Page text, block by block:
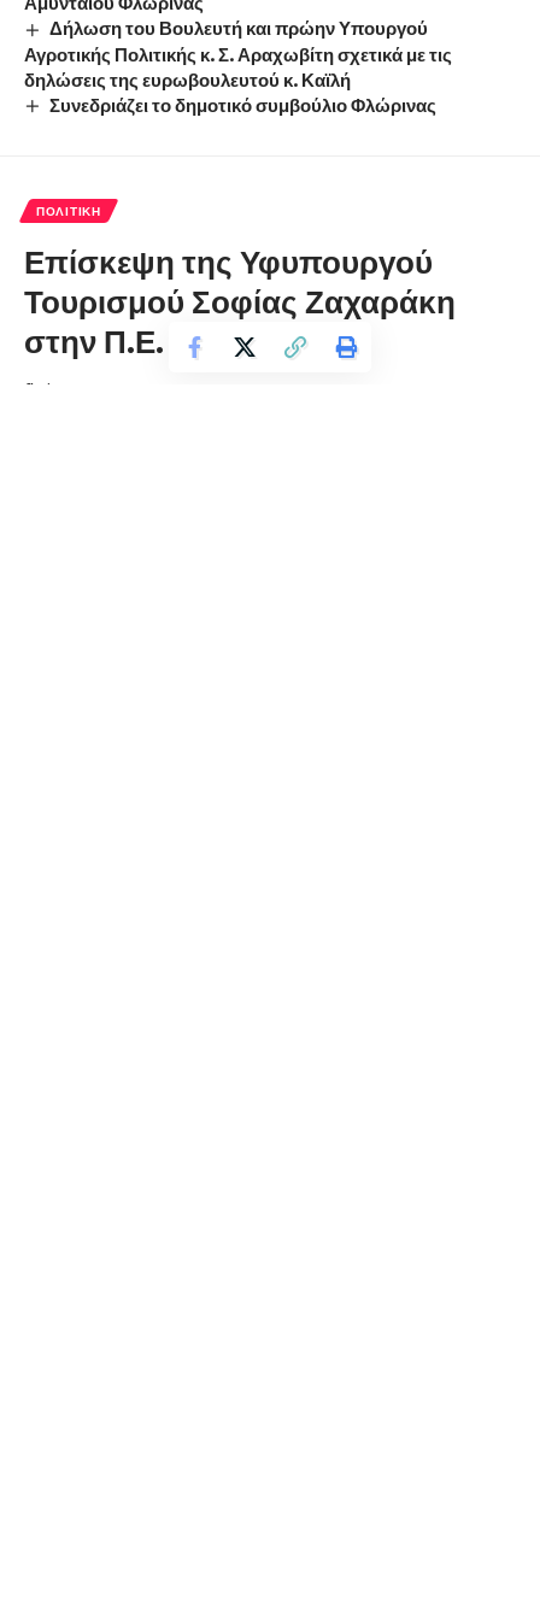
Δήλωση του Βουλευτή και πρώην Υπουργού
Αγροτικής Πολιτικής κ. Σ. Αραχωβίτη σχετικά με τις
δηλώσεις της ευρωβουλευτού κ. Καϊλή
Συνεδριάζει το δημοτικό συμβούλιο Φλώρινας
ΠΟΛΙΤΙΚΉ
Επίσκεψη της Υφυπουργού
Τουρισμού Σοφίας Ζαχαράκη
στην Π.Ε. Φλώρινας
florinapress.gr